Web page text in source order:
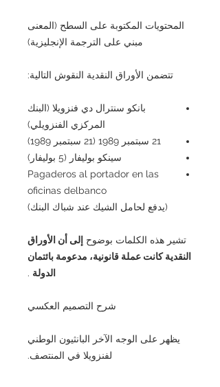
المحتويات المكتوبة على السطح (المعنى
مبني على الترجمة الإنجليزية)
تتضمن الأوراق النقدية النقوش التالية:
بانكو سنترال دي فنزويلا (البنك
المركزي الفنزويلي)
21 سبتمبر 1989 (21 سبتمبر 1989)
سينكو بوليفار (5 بوليفار)
Pagaderos al portador en las
oficinas delbanco
(يدفع لحامل الشيك عند شباك البنك)
تشير هذه الكلمات بوضوح إلى أن الأوراق
النقدية كانت عملة قانونية، مدعومة بائتمان
الدولة .
شرح التصميم العكسي
يظهر على الوجه الآخر البانثيون الوطني
لفنزويلا في المنتصف.